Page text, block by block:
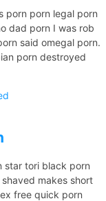
porn porn legal porn
dad porn I was rob
said omegal porn.
porn destroyed
star tori black porn
makes short
free quick porn